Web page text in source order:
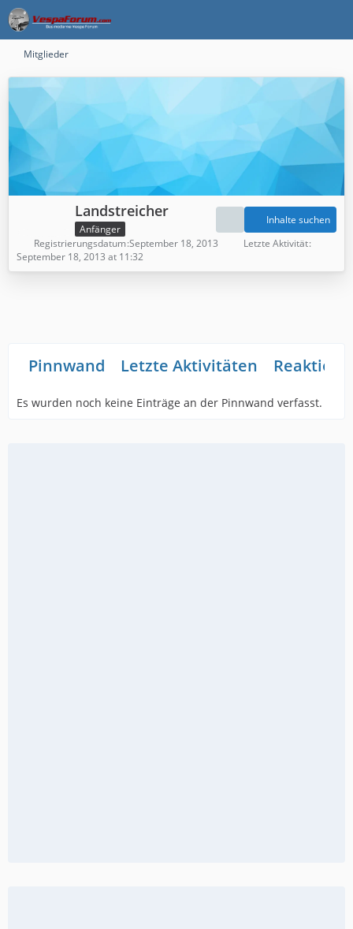
Mitglieder
Landstreicher
Anfänger
Inhalte suchen
Registrierungsdatum September 18, 2013
Letzte Aktivität
September 18, 2013 at 11:32
Pinnwand Letzte Aktivitäten
Es wurden noch keine Einträge an der Pinnwand verfasst.